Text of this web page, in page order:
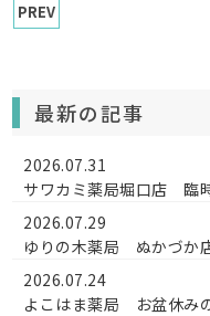
PREV
最新の記事
2026.07.31
サワカミ薬局堀口店 臨
2026.07.29
ゆりの木薬局 ぬかづか
2026.07.24
よこはま薬局 お盆休み